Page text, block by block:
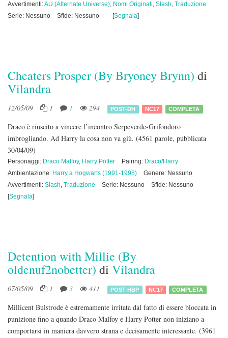
Avvertimenti:AU (Alternate Universe), Nomi Originali, Slash, Traduzione
Serie: Nessuno
Sfide: Nessuno [Segnala]
Cheaters Prosper (By Bryoney Brynn) di
Vilandra
12/05/09 1 1 294 POST-DH NC17 COMPLETA
Draco è riuscito a vincere l’incontro Serpeverde-Grifondoro
imbrogliando. Ad Harry la cosa non va giù. (4561 parole, pubblicata
30/04/09)
Personaggi: Draco Malfoy, Harry Potter Pairing: Draco/Harry
Ambientazione: Harry a Hogwarts (1991-1998)
Genere: Nessuno
Avvertimenti: Slash, Traduzione Serie: Nessuno
Sfide: Nessuno
[Segnala]
Detention with Millie (By
oldenuf2nobetter) di Vilandra
07/05/09 1 3 411 POST-HBP NC17 COMPLETA
Millicent Bulstrode è estremamente irritata dal fatto di essere bloccata in
punizione fino a quando Draco Malfoy e Harry Potter non iniziano a
comportarsi in maniera davvero strana e decisamente interessante. (3961